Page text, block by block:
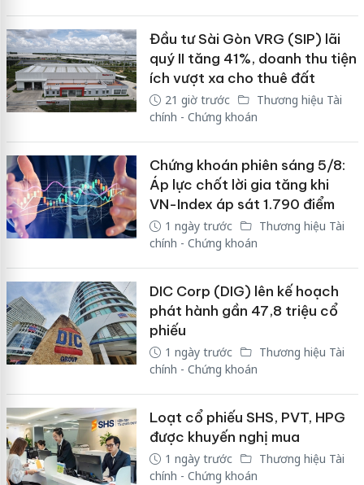
Đầu tư Sài Gòn VRG (SIP) lãi
quý II tăng 41%, doanh thu tiện
ích vượt xa cho thuê đất
21 giờ trước
Thương hiệu Tài
chính - Chứng khoán
Chứng khoán phiên sáng 5/8:
Áp lực chốt lời gia tăng khi
VN-Index áp sát 1.790 điểm
1 ngày trước
Thương hiệu Tài
chính - Chứng khoán
DIC Corp (DIG) lên kế hoạch
phát hành gần 47,8 triệu cổ
phiếu
1 ngày trước
Thương hiệu Tài
chính - Chứng khoán
Loạt cổ phiếu SHS, PVT, HPG
được khuyến nghị mua
1 ngày trước
Thương hiệu Tài
chính - Chứng khoán